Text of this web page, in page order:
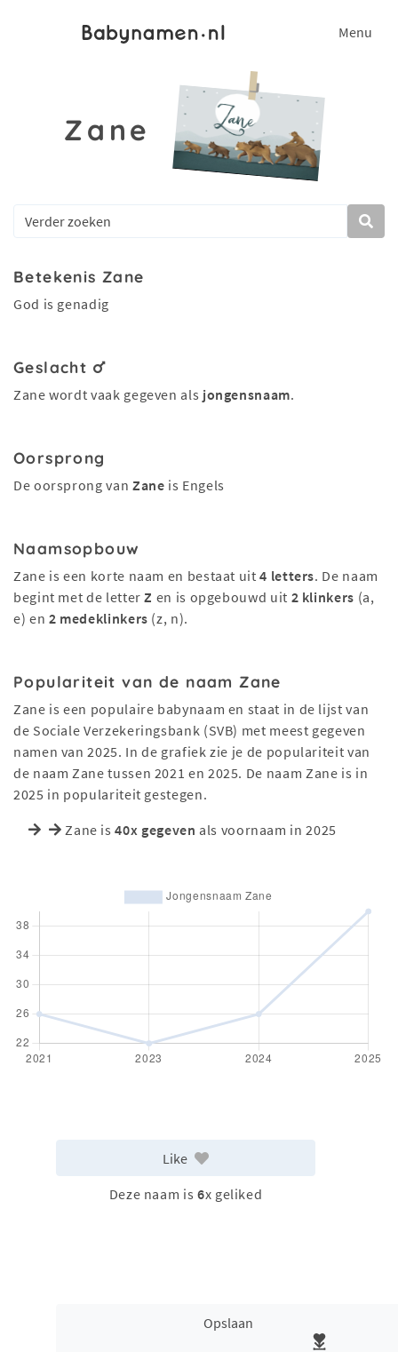
Menu
Zane
Betekenis Zane
God is genadig
Geslacht
Zane wordt vaak gegeven als jongensnaam.
Oorsprong
De oorsprong van Zane is Engels
Naamsopbouw
Zane is een korte naam en bestaat uit4 letters. De naam
begint met de letterZ en is opgebouwd uit 2 klinkers (a,
e) en 2 medeklinkers (z, n).
Populariteit van de naam Zane
Zane is een populaire babynaam en staat in de lijst van
de Sociale Verzekeringsbank (SVB) met meest gegeven
namen van 2025. In de grafiek zie je de populariteit van
de naam Zane tussen 2021 en 2025. De naam Zane is in
2025 in populariteit gestegen.
Zane is40x gegeven als voornaam in 2025
Like
Deze naam is 6x geliked
Opslaan